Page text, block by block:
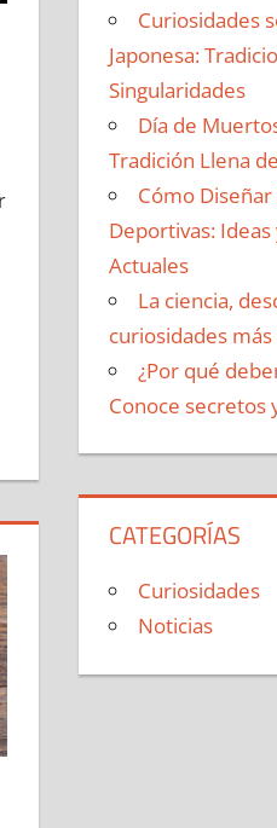
Curiosidades
Japonesa:
Singularidades
Día de
Tradición Llena
Cómo
Deportivas:
Actuales
La ciencia,
curiosidades
¿Por qué
Conoce secretos
CATEGORÍAS
Curiosidades
Noticias